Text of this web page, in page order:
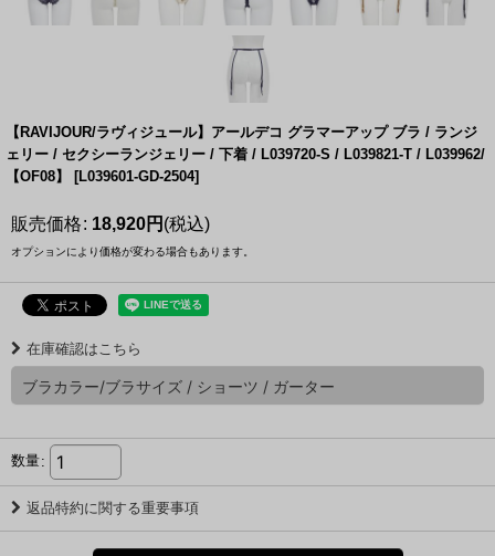
【RAVIJOUR/ラヴィジュール】アールデコ グラマーアップ ブラ / ランジ
ェリー / セクシーランジェリー / 下着 / L039720-S / L039821-T / L039962/
【OF08】
[L039601-GD-2504]
販売価格: 18,920円 (税込)
オプションにより価格が変わる場合もあります。
在庫確認はこちら
ブラカラー/ブラサイズ / ショーツ / ガーター
数量:
返品特約に関する重要事項